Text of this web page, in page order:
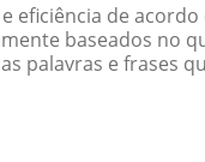
eficiência de acordo
baseados no
palavras e frases